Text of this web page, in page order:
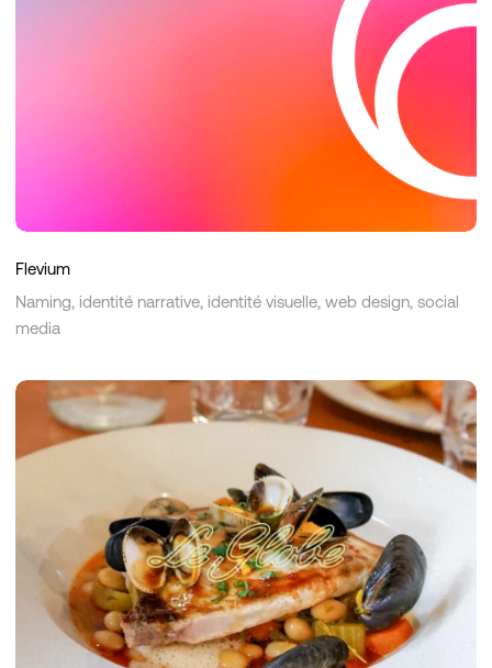
Flevium
Naming, identité narrative, identité visuelle, web design, social
media
Le
Globe